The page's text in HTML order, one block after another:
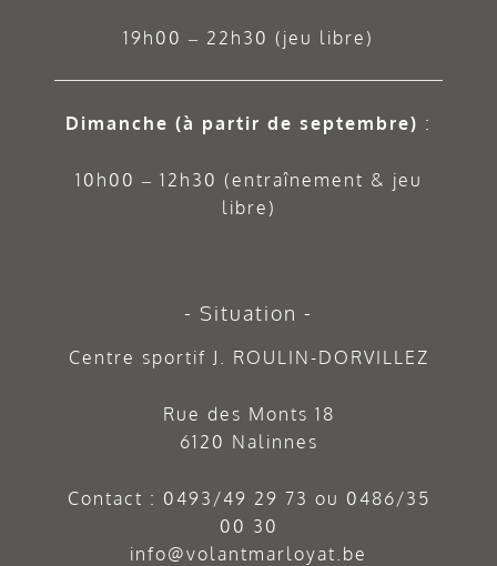
19h00 – 22h30 (jeu libre)
Dimanche (à partir de septembre) :
10h00 – 12h30 (entraînement & jeu
libre)
Situation
Centre sportif J. ROULIN-DORVILLEZ
Rue des Monts 18
6120 Nalinnes
Contact : 0493/49 29 73 ou 0486/35
00 30
info@volantmarloyat.be